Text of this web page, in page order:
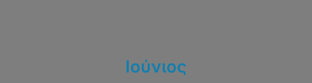
Ιούνιος